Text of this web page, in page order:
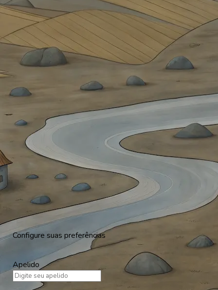
Configure suas preferências
Apelido